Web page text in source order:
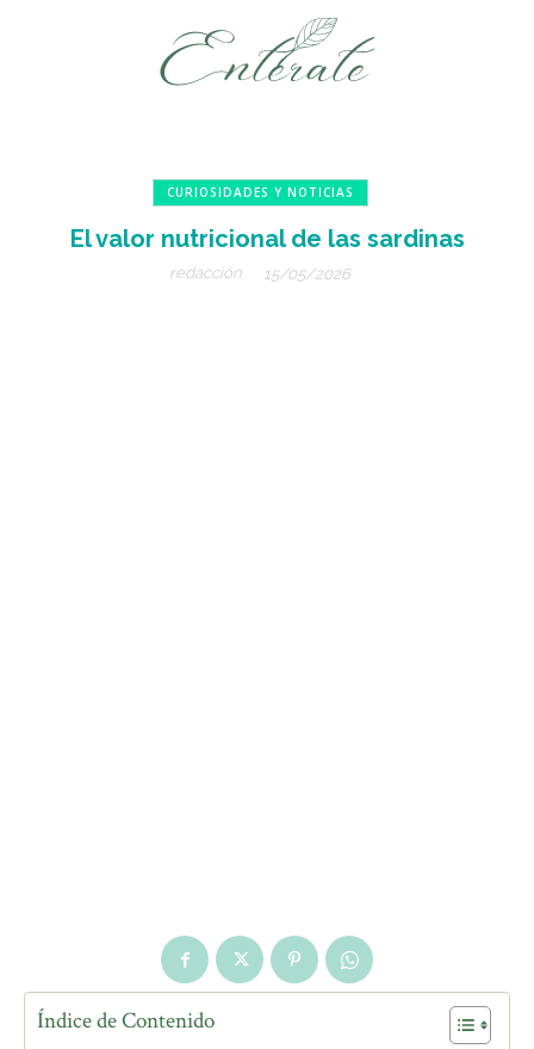
CURIOSIDADES Y NOTICIAS
El valor nutricional de las sardinas
redacción 15/05/2026
Índice de Contenido